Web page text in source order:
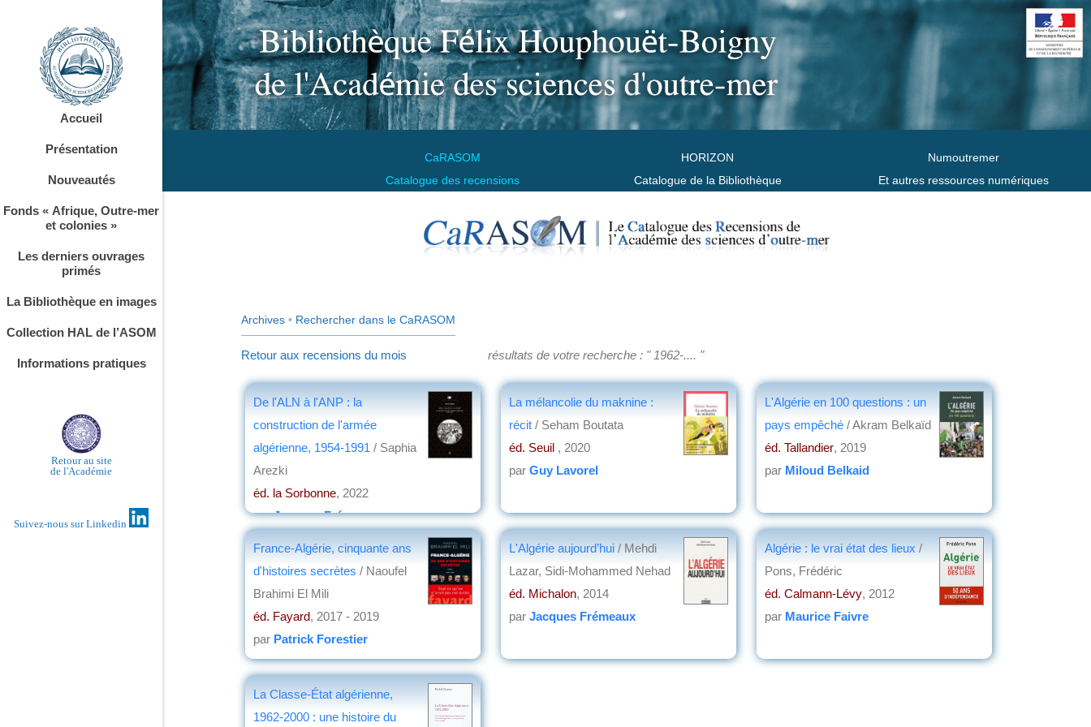
CaRASOM
Catalogue des recensions
HORIZON
Catalogue de la Bibliothèque
Numoutremer
Et autres ressources numériques
Accueil
Présentation
Nouveautés
Fonds « Afrique, Outre-mer
et colonies »
Les derniers ouvrages
primés
La Bibliothèque en images
Collection HAL de l’ASOM
Informations pratiques
Retour au site
de l'Académie
Suivez-nous sur Linkedin
Archives • Rechercher dans le CaRASOM
Retour aux recensions du mois résultats de votre recherche : " 1962-.... "
De l'ALN à l'ANP : la
construction de l'armée
algérienne, 1954-1991 / Saphia
Arezki
éd. la Sorbonne, 2022
parJacques Frémeaux
La mélancolie du maknine :
récit / Seham Boutata
éd. Seuil , 2020
par Guy Lavorel
L'Algérie en 100 questions : un
pays empêché / Akram Belkaïd
éd. Tallandier, 2019
par Miloud Belkaid
France-Algérie, cinquante ans
d'histoires secrètes / Naoufel
Brahimi El Mili
éd. Fayard, 2017 - 2019
par Patrick Forestier
L'Algérie aujourd’hui / Mehdi
Lazar, Sidi-Mohammed Nehad
éd. Michalon, 2014
par Jacques Frémeaux
Algérie : le vrai état des lieux /
Pons, Frédéric
éd. Calmann-Lévy, 2012
par Maurice Faivre
La Classe-État algérienne,
1962-2000 : une histoire du